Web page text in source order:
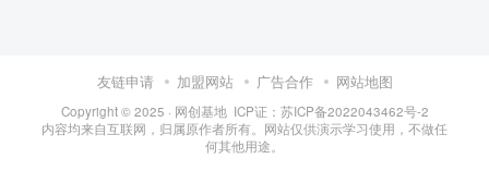
友链申请 加盟网站 广告合作 网站地图
Copyright © 2025 · 网创基地ICP证：苏ICP备2022043462号-2
内容均来自互联网，归属原作者所有。网站仅供演示学习使用，不做任
何其他用途。